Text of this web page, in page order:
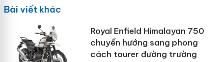
Bài viết khác
Royal Enfield Himalayan 750
chuyển hướng sang phong
cách tourer đường trường